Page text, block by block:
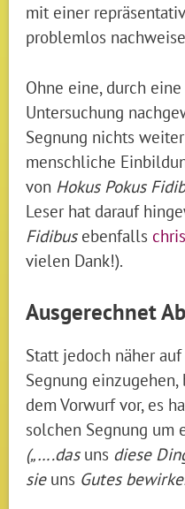
mit einer
problemlos
Ohne eine, durch
Untersuchung
Segnung nichts
menschliche
von Hokus Pokus
Leser hat darauf
Fidibusebenfalls
vielen Dank!).
Ausgerechnet
Statt jedoch näher
Segnung
dem Vorwurf vor, es
solchen Segnung um
(„….das uns diese
sie uns Gutes